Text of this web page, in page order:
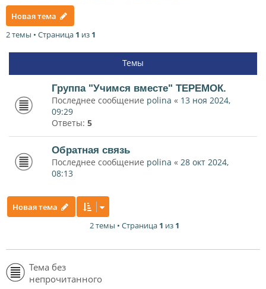
Новая тема
2 темы • Страница 1 из 1
Темы
Группа "Учимся вместе" ТЕРЕМОК.
Последнее сообщение polina « 13 ноя 2024,
09:29
Ответы: 5
Обратная связь
Последнее сообщение polina « 28 окт 2024,
08:13
Новая тема
2 темы • Страница 1 из 1
Тема без
непрочитанного